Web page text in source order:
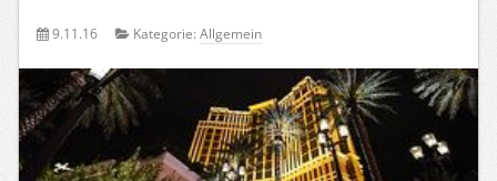
9.11.16 Kategorie: Allgemein